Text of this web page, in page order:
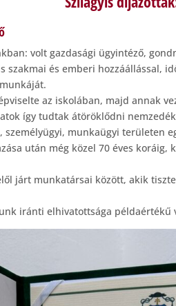
volt gazdasági ügyintéző,
és emberi hozzáállással,
az iskolában, majd annak
így tudtak átöröklődni
munkaügyi területen
után még közel 70 éves
járt munkatársai között, akik
iránti elhivatottsága